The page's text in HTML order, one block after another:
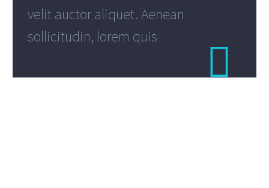
velit auctor aliquet. Aenean
sollicitudin, lorem quis